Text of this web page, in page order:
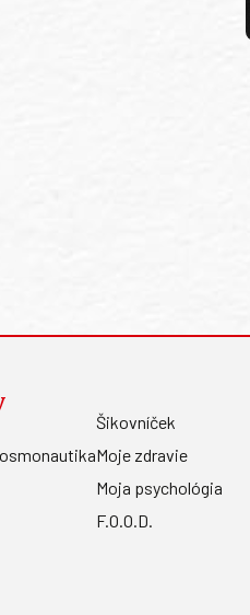
Šikovníček
Moje zdravie
Moja psychológia
F.O.O.D.